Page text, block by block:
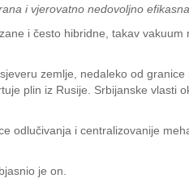
i vjerovatno nedovoljno
i često hibridne, takav
zemlje, nedaleko od granice
plin iz Rusije. Srbijanske vlasti
odlučivanja i centralizovanije
je on.